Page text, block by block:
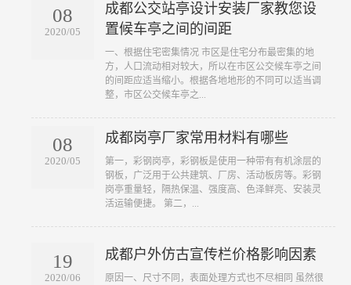
08
2020/05
成都公交站亭设计安装厂家教您设
置候车亭之间的间距
一、根据住宅密集情况 市区是住宅分布最密集的地
方，人口流动相对较大，所以在市区公交候车亭之间
的间距应适当缩小。根据各地地形的不同可以适当调
整，市区公交候车亭之...
08
2020/05
成都岗亭厂家常用材料有哪些
第一，彩钢岗亭，彩钢板是使用一种带有有机涂层的
钢板，广泛用于公共建筑、厂房、活动板房等。彩钢
岗亭重量轻，隔热保温、强度高、色泽鲜亮、安装灵
活运输便捷。 第二，...
19
2020/06
成都户外仿古宣传栏价格影响因素
原因一、尺寸不同，表面处理方式也不尽相同 虽然很